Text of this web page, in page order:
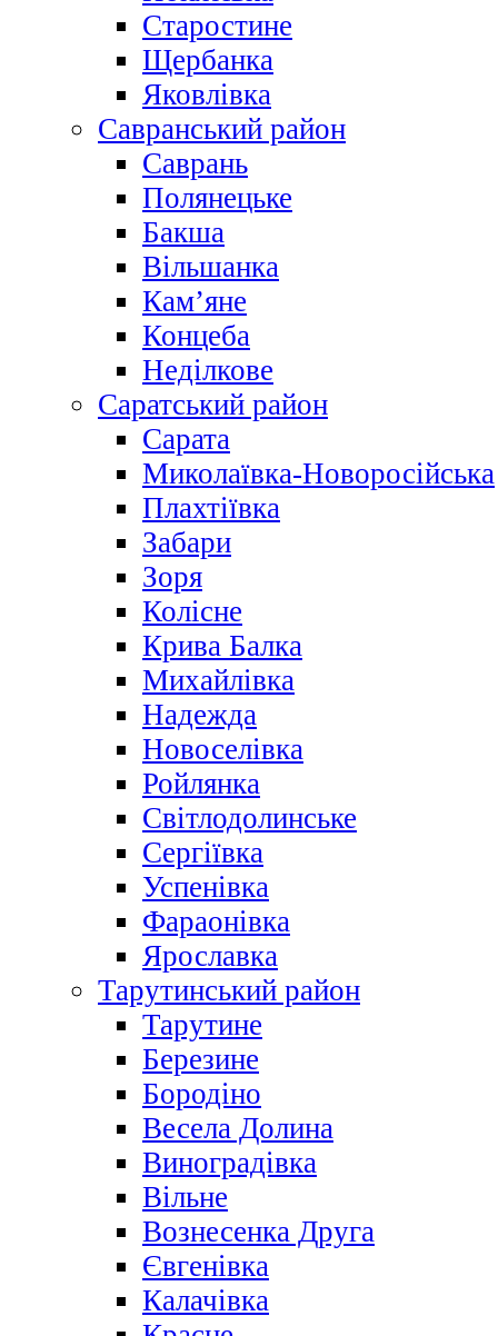
Старостине
Щербанка
Яковлівка
Савранський район
Саврань
Полянецьке
Бакша
Вільшанка
Кам’яне
Концеба
Неділкове
Саратський район
Сарата
Миколаївка-Новоросійська
Плахтіївка
Забари
Зоря
Колісне
Крива Балка
Михайлівка
Надежда
Новоселівка
Ройлянка
Світлодолинське
Сергіївка
Успенівка
Фараонівка
Ярославка
Тарутинський район
Тарутине
Березине
Бородіно
Весела Долина
Виноградівка
Вільне
Вознесенка Друга
Євгенівка
Калачівка